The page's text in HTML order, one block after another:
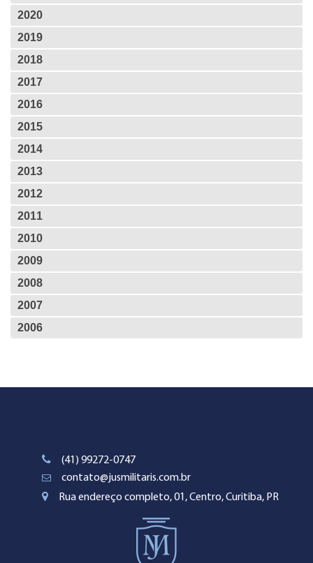
2020
2019
2018
2017
2016
2015
2014
2013
2012
2011
2010
2009
2008
2007
2006
(41) 99272-0747
contato@jusmilitaris.com.br
Rua endereço completo, 01, Centro, Curitiba, PR